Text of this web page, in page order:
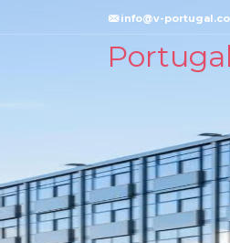
info@v-
Portugal